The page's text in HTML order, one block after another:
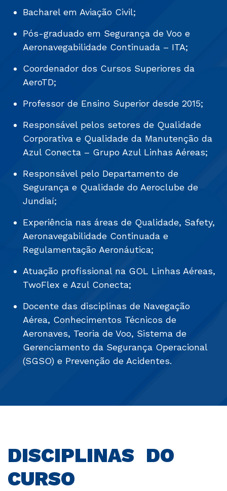
Bacharel em Aviação Civil;
Pós-graduado em Segurança de Voo e
Aeronavegabilidade Continuada – ITA;
Coordenador dos Cursos Superiores da
AeroTD;
Professor de Ensino Superior desde 2015;
Responsável pelos setores de Qualidade
Corporativa e Qualidade da Manutenção da
Azul Conecta – Grupo Azul Linhas Aéreas;
Responsável pelo Departamento de
Segurança e Qualidade do Aeroclube de
Jundiaí;
Experiência nas áreas de Qualidade, Safety,
Aeronavegabilidade Continuada e
Regulamentação Aeronáutica;
Atuação profissional na GOL Linhas Aéreas,
TwoFlex e Azul Conecta;
Docente das disciplinas de Navegação
Aérea, Conhecimentos Técnicos de
Aeronaves, Teoria de Voo, Sistema de
Gerenciamento da Segurança Operacional
(SGSO) e Prevenção de Acidentes.
DISCIPLINAS DO
CURSO